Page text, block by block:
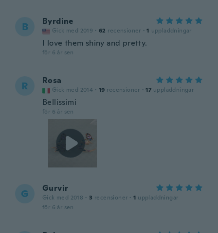
B Byrdine
Gick med 2019 · 62 recensioner · 1 uppladdningar
I love them shiny and pretty.
för 6 år sen
R Rosa
Gick med 2014 · 19 recensioner · 17 uppladdningar
Bellissimi
för 6 år sen
G Gurvir
Gick med 2018 · 3 recensioner · 1 uppladdningar
för 6 år sen